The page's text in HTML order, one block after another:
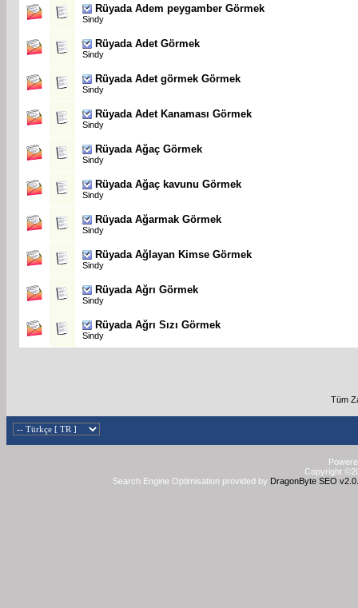
Rüyada Adem peygamber Görmek
Sindy
Rüyada Adet Görmek
Sindy
Rüyada Adet görmek Görmek
Sindy
Rüyada Adet Kanaması Görmek
Sindy
Rüyada Ağaç Görmek
Sindy
Rüyada Ağaç kavunu Görmek
Sindy
Rüyada Ağarmak Görmek
Sindy
Rüyada Ağlayan Kimse Görmek
Sindy
Rüyada Ağrı Görmek
Sindy
Rüyada Ağrı Sızı Görmek
Sindy
Tüm
Copyright
Search Engine Optimisation provided by DragonByte SEO